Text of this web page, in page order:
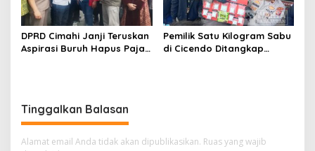
DPRD Cimahi Janji Teruskan
Aspirasi Buruh Hapus Pajak
Pemilik Satu Kilogram Sabu
di Cicendo Ditangkap
Tinggalkan Balasan
Alamat email Anda tidak akan dipublikasikan. Ruas yang wajib